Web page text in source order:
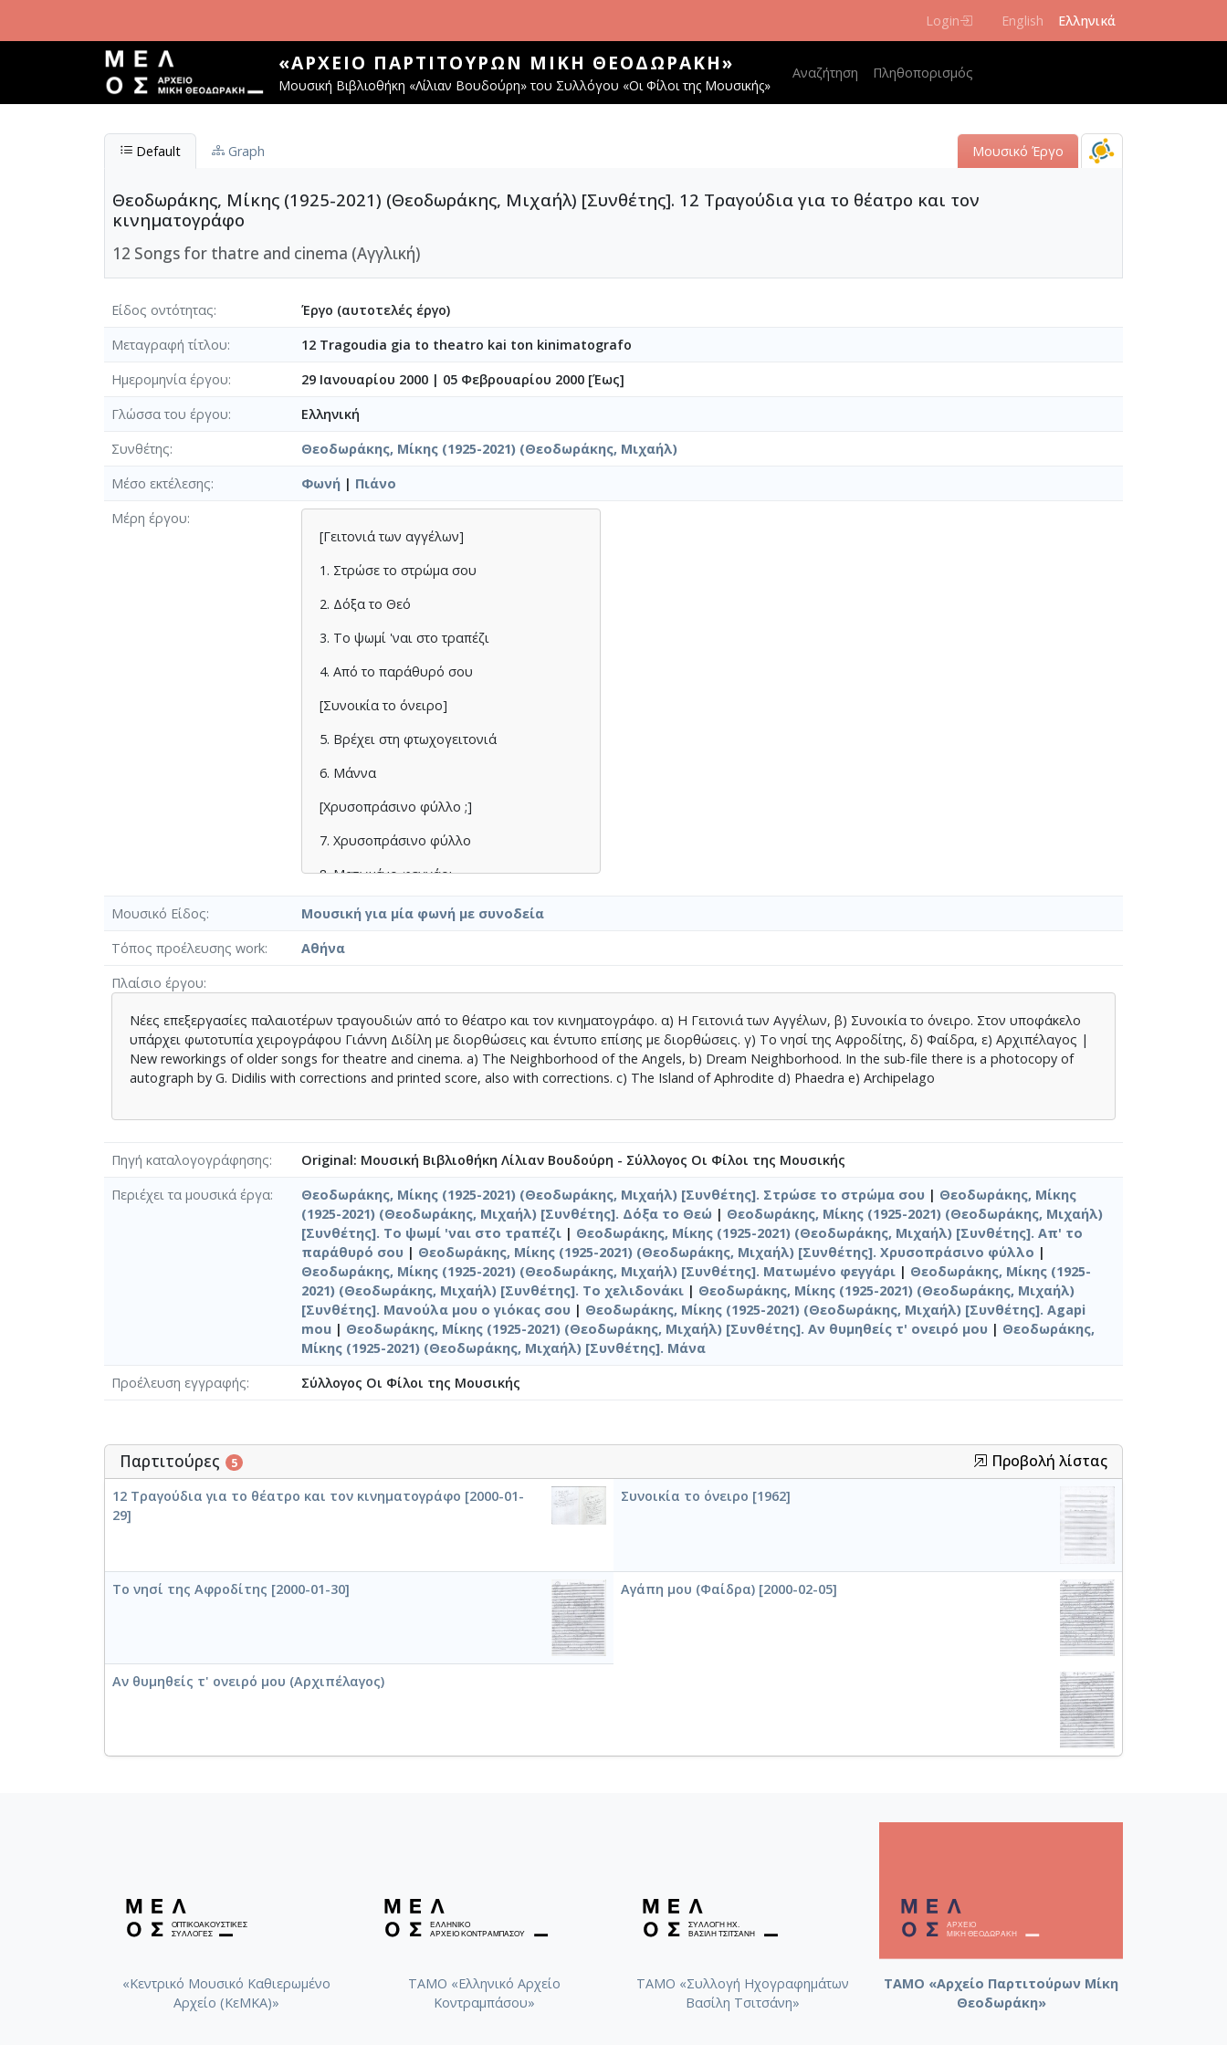
Login English Ελληνικά
«ΑΡΧΕΊΟ ΠΑΡΤΙΤΟΎΡΩΝ ΜΊΚΗ ΘΕΟΔΩΡΆΚΗ»
Μουσική Βιβλιοθήκη «Λίλιαν Βουδούρη» του Συλλόγου «Οι Φίλοι της Μουσικής»
Main navigation
Αναζήτηση Πληθοπορισμός
Default Graph Μουσικό Έργο
Θεοδωράκης, Μίκης (1925-2021) (Θεοδωράκης, Μιχαήλ) [Συνθέτης]. 12 Τραγούδια για το θέατρο και τον
κινηματογράφο
12 Songs for thatre and cinema (Αγγλική)
Είδος οντότητας
Έργο (αυτοτελές έργο)
Μεταγραφή τίτλου
12 Tragoudia gia to theatro kai ton kinimatografo
Ημερομηνία έργου
29 Ιανουαρίου 2000 | 05 Φεβρουαρίου 2000 [Έως]
Γλώσσα του έργου
Ελληνική
Συνθέτης
Θεοδωράκης, Μίκης (1925-2021) (Θεοδωράκης, Μιχαήλ)
Μέσο εκτέλεσης
Φωνή | Πιάνο
Μέρη έργου
[Γειτονιά των αγγέλων]
1. Στρώσε το στρώμα σου
2. Δόξα το Θεό
3. Το ψωμί 'ναι στο τραπέζι
4. Από το παράθυρό σου
[Συνοικία το όνειρο]
5. Βρέχει στη φτωχογειτονιά
6. Μάννα
[Χρυσοπράσινο φύλλο ;]
7. Χρυσοπράσινο φύλλο
8. Ματωμένο φεγγάρι
9. Το χελιδονάκι
10. Μανούλα μου ο γιόκας σου
[Honeymoon - νύχτα γάμου - Lune de miel]
12. Αν θυμηθείς τ' ονειρό μου
Μουσικό Είδος
Μουσική για μία φωνή με συνοδεία
Τόπος προέλευσης work
Αθήνα
Πλαίσιο έργου
Νέες επεξεργασίες παλαιοτέρων τραγουδιών από το θέατρο και τον κινηματογράφο. α) Η Γειτονιά των Αγγέλων, β) Συνοικία το όνειρο. Στον υποφάκελο
υπάρχει φωτοτυπία χειρογράφου Γιάννη Διδίλη με διορθώσεις και έντυπο επίσης με διορθώσεις. γ) Το νησί της Αφροδίτης, δ) Φαίδρα, ε) Αρχιπέλαγος |
New reworkings of older songs for theatre and cinema. a) The Neighborhood of the Angels, b) Dream Neighborhood. In the sub-file there is a photocopy of
autograph by G. Didilis with corrections and printed score, also with corrections. c) Τhe Island of Aphrodite d) Phaedra e) Archipelago
Πηγή καταλογογράφησης
Original: Μουσική Βιβλιοθήκη Λίλιαν Βουδούρη - Σύλλογος Οι Φίλοι της Μουσικής
Περιέχει τα μουσικά έργα
Θεοδωράκης, Μίκης (1925-2021) (Θεοδωράκης, Μιχαήλ) [Συνθέτης]. Στρώσε το στρώμα σου | Θεοδωράκης, Μίκης
(1925-2021) (Θεοδωράκης, Μιχαήλ) [Συνθέτης]. Δόξα το Θεώ | Θεοδωράκης, Μίκης (1925-2021) (Θεοδωράκης, Μιχαήλ)
[Συνθέτης]. Το ψωμί 'ναι στο τραπέζι | Θεοδωράκης, Μίκης (1925-2021) (Θεοδωράκης, Μιχαήλ) [Συνθέτης]. Απ' το
παράθυρό σου | Θεοδωράκης, Μίκης (1925-2021) (Θεοδωράκης, Μιχαήλ) [Συνθέτης]. Χρυσοπράσινο φύλλο |
Θεοδωράκης, Μίκης (1925-2021) (Θεοδωράκης, Μιχαήλ) [Συνθέτης]. Ματωμένο φεγγάρι | Θεοδωράκης, Μίκης (1925-
2021) (Θεοδωράκης, Μιχαήλ) [Συνθέτης]. Το χελιδονάκι | Θεοδωράκης, Μίκης (1925-2021) (Θεοδωράκης, Μιχαήλ)
[Συνθέτης]. Μανούλα μου ο γιόκας σου | Θεοδωράκης, Μίκης (1925-2021) (Θεοδωράκης, Μιχαήλ) [Συνθέτης]. Agapi
mou | Θεοδωράκης, Μίκης (1925-2021) (Θεοδωράκης, Μιχαήλ) [Συνθέτης]. Αν θυμηθείς τ' ονειρό μου | Θεοδωράκης,
Μίκης (1925-2021) (Θεοδωράκης, Μιχαήλ) [Συνθέτης]. Μάνα
Προέλευση εγγραφής
Σύλλογος Οι Φίλοι της Μουσικής
Παρτιτούρες 5 Προβολή λίστας
12 Τραγούδια για το θέατρο και τον κινηματογράφο [2000-01-
29]
Συνοικία το όνειρο [1962]
Το νησί της Αφροδίτης [2000-01-30] Αγάπη μου (Φαίδρα) [2000-02-05]
Αν θυμηθείς τ' ονειρό μου (Αρχιπέλαγος)
«Κεντρικό Μουσικό Καθιερωμένο
Αρχείο (ΚεΜΚΑ)»
ΤΑΜΟ «Ελληνικό Αρχείο
Κοντραμπάσου»
ΤΑΜΟ «Συλλογή Ηχογραφημάτων
Βασίλη Τσιτσάνη»
ΤΑΜΟ «Αρχείο Παρτιτούρων Μίκη
Θεοδωράκη»